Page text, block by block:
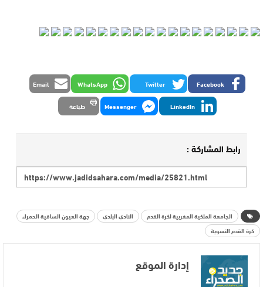
Facebook
Twitter
WhatsApp
Email
LinkedIn
Messenger طباعة
رابط المشاركة :
الجامعة الملكية المغربية لكرة القدم النادي البلدي
جهة العيون الساقية الحمراء
كرة القدم النسوية
إدارة الموقع